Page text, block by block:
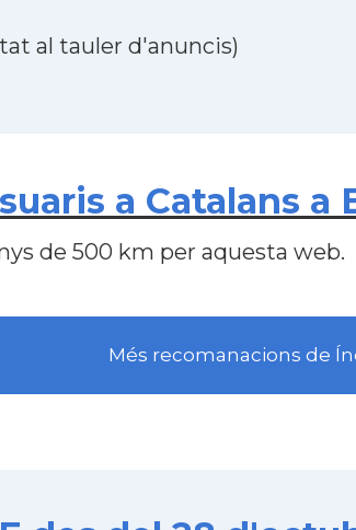
al tauler d'anuncis)
a Catalans a
de 500 km per aquesta web.
Més recomanacions de